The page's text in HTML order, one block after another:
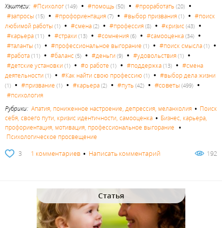
Хэштеги: #Психолог (149) • #помощь (50) • #проработать (20) •
#запросы (15) • #профориентация (7) • #выбор призвания (1) • #поиск
любимой работы (1) • #смена (2) • #профессия (8) • #кризис (43) •
#карьера (11) • #страхи (13) • #сомнения (6) • #самооценка (34) •
#таланты (1) • #профессиональное выгорание (1) • #поиск смысла (1) •
#работа (11) • #баланс (5) • #деньги (9) • #удовольствия (1) •
#детские установки (1) • #о работе (1) • #поддержка (13) • #смена
деятельности (1) • #Как найти свою профессию (1) • #выбор дела жизни
(1) • #призвание (1) • #карьера (2) • #путь (42) • #советы (499) •
#психология
Рубрики: Апатия, пониженное настроение, депрессия, меланхолия • Поиск
себя, своего пути, кризис идентичности, самооценка • Бизнес, карьера,
профориентация, мотивация, профессиональное выгорание •
Психологическое просвещение
3 1 комментариев • Написать комментарий 192
Статья